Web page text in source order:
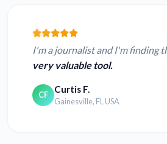
I'm a journalist and I'm finding
very valuable tool.
CF Curtis F.
Gainesville, FL USA